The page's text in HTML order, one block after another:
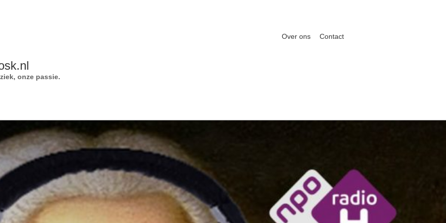
onze passie.
Over ons Contact